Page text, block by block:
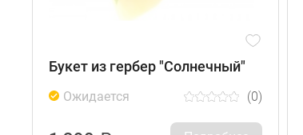
Букет из гербер "Солнечный"
Ожидается (0)